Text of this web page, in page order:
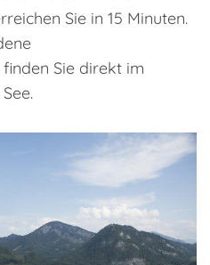
Sie in 15 Minuten.
finden Sie direkt im